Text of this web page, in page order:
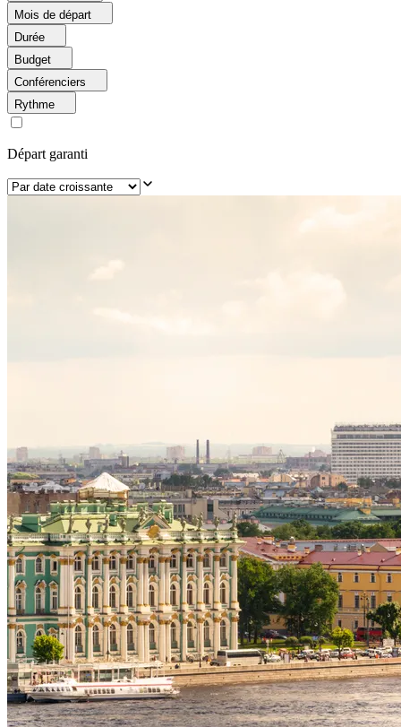
Mois de départ
Durée
Budget
Conférenciers
Rythme
Départ garanti